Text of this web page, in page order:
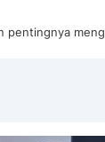
pentingnya